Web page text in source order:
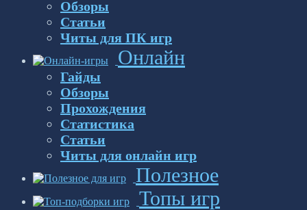
Обзоры
Статьи
Читы для ПК игр
Онлайн
Гайды
Обзоры
Прохождения
Статистика
Статьи
Читы для онлайн игр
Полезное
Топы игр